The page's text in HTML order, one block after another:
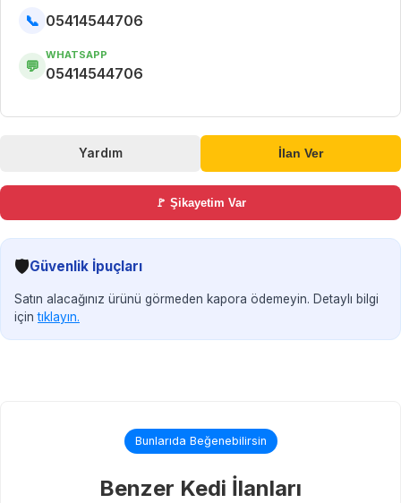
📞 05414544706
💬
WHATSAPP
05414544706
Yardım İlan Ver
🚩 Şikayetim Var
🛡️Güvenlik İpuçları
Satın alacağınız ürünü görmeden kapora ödemeyin. Detaylı bilgi
içintıklayın.
Bunlarıda Beğenebilirsin
Benzer Kedi İlanları